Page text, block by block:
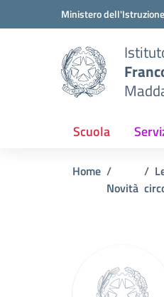
Vai ai contenuti
Vai al menu di navigazione
Ministero
Scuola
Home
Novità